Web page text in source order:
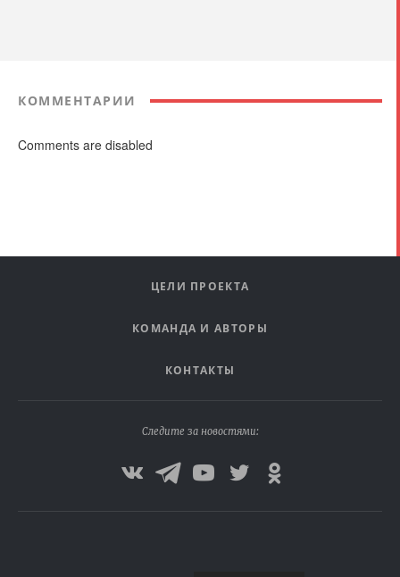
КОММЕНТАРИИ
Comments are disabled
ЦЕЛИ ПРОЕКТА
КОМАНДА И АВТОРЫ
КОНТАКТЫ
Следите за новостями: